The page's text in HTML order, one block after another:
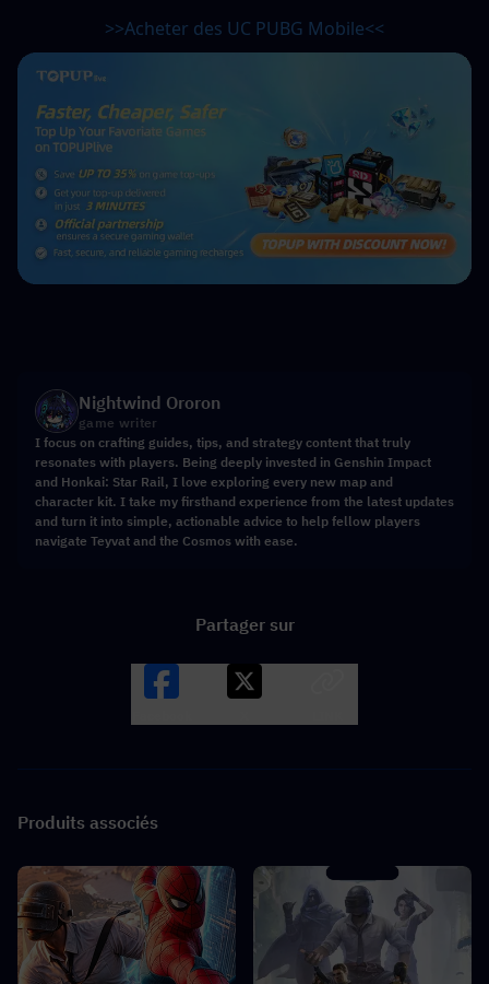
>>Acheter des UC PUBG Mobile<<
Nightwind Ororon
game writer
I focus on crafting guides, tips, and strategy content that truly
resonates with players. Being deeply invested in Genshin Impact
and Honkai: Star Rail, I love exploring every new map and
character kit. I take my firsthand experience from the latest updates
and turn it into simple, actionable advice to help fellow players
navigate Teyvat and the Cosmos with ease.
Partager sur
Produits associés